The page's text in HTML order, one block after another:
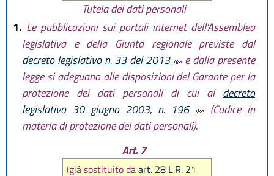
Tutela dei dati personali
1. Le pubblicazioni sui portali internet dell'Assemblea
legislativa e della Giunta regionale previste dal
decreto legislativo n. 33 del 2013
e dalla presente
legge si adeguano alle disposizioni del Garante per la
protezione dei dati personali di cui al decreto
legislativo 30 giugno 2003, n. 196
(Codice in
materia di protezione dei dati personali).
Art. 7
(già sostituito daart. 28 L.R. 21